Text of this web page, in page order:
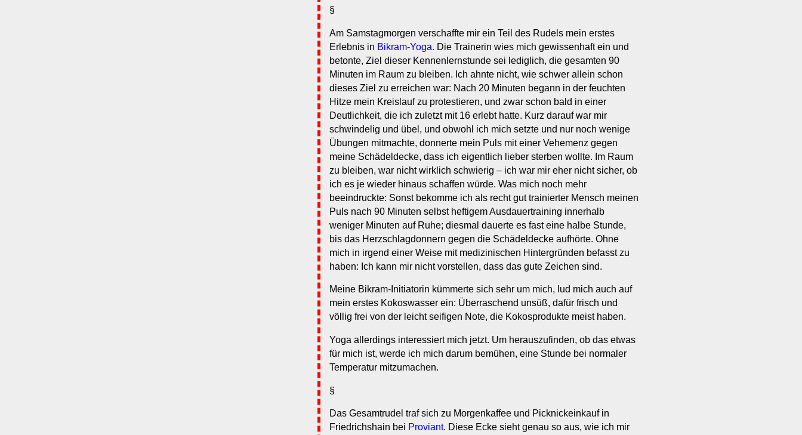
§
Am Samstagmorgen verschaffte mir ein Teil des Rudels mein erstes
Erlebnis in Bikram-Yoga. Die Trainerin wies mich gewissenhaft ein und
betonte, Ziel dieser Kennenlernstunde sei lediglich, die gesamten 90
Minuten im Raum zu bleiben. Ich ahnte nicht, wie schwer allein schon
dieses Ziel zu erreichen war: Nach 20 Minuten begann in der feuchten
Hitze mein Kreislauf zu protestieren, und zwar schon bald in einer
Deutlichkeit, die ich zuletzt mit 16 erlebt hatte. Kurz darauf war mir
schwindelig und übel, und obwohl ich mich setzte und nur noch wenige
Übungen mitmachte, donnerte mein Puls mit einer Vehemenz gegen
meine Schädeldecke, dass ich eigentlich lieber sterben wollte. Im Raum
zu bleiben, war nicht wirklich schwierig – ich war mir eher nicht sicher, ob
ich es je wieder hinaus schaffen würde. Was mich noch mehr
beeindruckte: Sonst bekomme ich als recht gut trainierter Mensch meinen
Puls nach 90 Minuten selbst heftigem Ausdauertraining innerhalb
weniger Minuten auf Ruhe; diesmal dauerte es fast eine halbe Stunde,
bis das Herzschlagdonnern gegen die Schädeldecke aufhörte. Ohne
mich in irgend einer Weise mit medizinischen Hintergründen befasst zu
haben: Ich kann mir nicht vorstellen, dass das gute Zeichen sind.
Meine Bikram-Initiatorin kümmerte sich sehr um mich, lud mich auch auf
mein erstes Kokoswasser ein: Überraschend unsüß, dafür frisch und
völlig frei von der leicht seifigen Note, die Kokosprodukte meist haben.
Yoga allerdings interessiert mich jetzt. Um herauszufinden, ob das etwas
für mich ist, werde ich mich darum bemühen, eine Stunde bei normaler
Temperatur mitzumachen.
§
Das Gesamtrudel traf sich zu Morgenkaffee und Picknickeinkauf in
Friedrichshain bei Proviant. Diese Ecke sieht genau so aus, wie ich mir